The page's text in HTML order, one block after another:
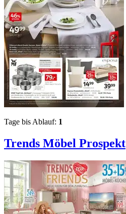
Tage bis Ablauf: 1
Trends Möbel Prospekt